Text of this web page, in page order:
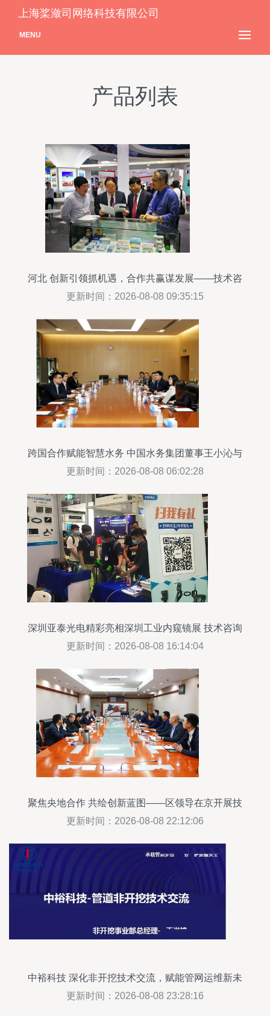
上海桨潋司网络科技有限公司
MENU
产品列表
河北 创新引领抓机遇，合作共赢谋发展——技术咨
询与技术交流的赋能之道
更新时间：2026-08-08 09:35:15
跨国合作赋能智慧水务 中国水务集团董事王小沁与
西门子高层举行会谈
更新时间：2026-08-08 06:02:28
深圳亚泰光电精彩亮相深圳工业内窥镜展 技术咨询
和技术交流成亮点
更新时间：2026-08-08 16:14:04
聚焦央地合作 共绘创新蓝图——区领导在京开展技
术咨询与交流拜访活动纪实
更新时间：2026-08-08 22:12:06
中裕科技 深化非开挖技术交流，赋能管网运维新未
来
更新时间：2026-08-08 23:28:16